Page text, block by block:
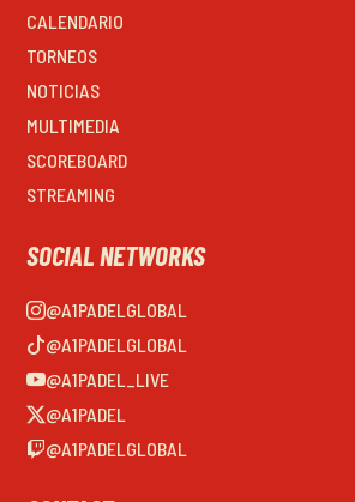
CALENDARIO
TORNEOS
NOTICIAS
MULTIMEDIA
SCOREBOARD
STREAMING
SOCIAL NETWORKS
@A1PADELGLOBAL
@A1PADELGLOBAL
@A1PADEL_LIVE
@A1PADEL
@A1PADELGLOBAL